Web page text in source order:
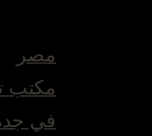
مصر
مكتب
في